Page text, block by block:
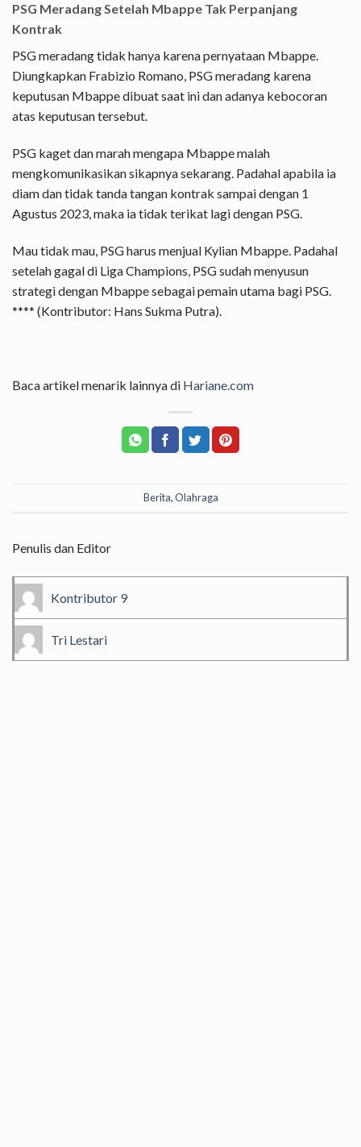
PSG Meradang Setelah Mbappe Tak Perpanjang
Kontrak
PSG meradang tidak hanya karena pernyataan Mbappe.
Diungkapkan Frabizio Romano, PSG meradang karena
keputusan Mbappe dibuat saat ini dan adanya kebocoran
atas keputusan tersebut.
PSG kaget dan marah mengapa Mbappe malah
mengkomunikasikan sikapnya sekarang. Padahal apabila ia
diam dan tidak tanda tangan kontrak sampai dengan 1
Agustus 2023, maka ia tidak terikat lagi dengan PSG.
Mau tidak mau, PSG harus menjual Kylian Mbappe. Padahal
setelah gagal di Liga Champions, PSG sudah menyusun
strategi dengan Mbappe sebagai pemain utama bagi PSG.
**** (Kontributor: Hans Sukma Putra).
Baca artikel menarik lainnya di Hariane.com
Berita,Olahraga
Penulis dan Editor
Kontributor 9
Tri Lestari